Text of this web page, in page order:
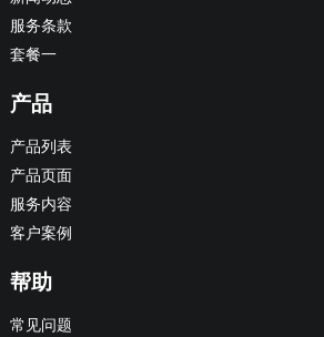
服务条款
套餐一
产品
产品列表
产品页面
服务内容
客户案例
帮助
常见问题